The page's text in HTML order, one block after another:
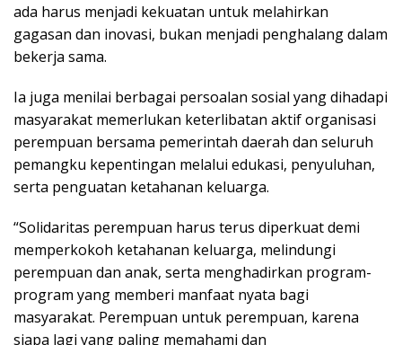
ada harus menjadi kekuatan untuk melahirkan
gagasan dan inovasi, bukan menjadi penghalang dalam
bekerja sama.
Ia juga menilai berbagai persoalan sosial yang dihadapi
masyarakat memerlukan keterlibatan aktif organisasi
perempuan bersama pemerintah daerah dan seluruh
pemangku kepentingan melalui edukasi, penyuluhan,
serta penguatan ketahanan keluarga.
“Solidaritas perempuan harus terus diperkuat demi
memperkokoh ketahanan keluarga, melindungi
perempuan dan anak, serta menghadirkan program-
program yang memberi manfaat nyata bagi
masyarakat. Perempuan untuk perempuan, karena
siapa lagi yang paling memahami dan